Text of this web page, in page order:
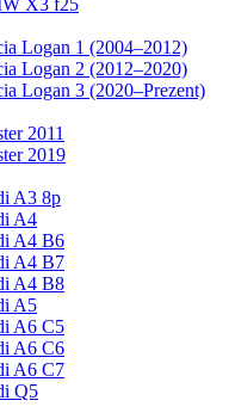
Logan 1 (2004–2012)
Logan 2 (2012–2020)
Logan 3 (2020–Prezent)
2011
2019
A3 8p
A4
A4 B6
A4 B7
A4 B8
A5
A6 C5
A6 C6
A6 C7
Q5